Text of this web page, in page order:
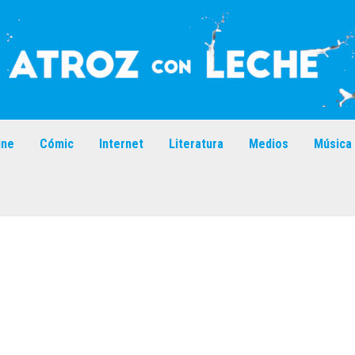
Cómic Internet Literatura Medios Música